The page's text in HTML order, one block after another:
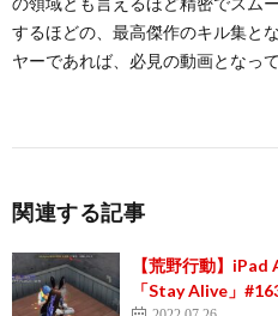
するほどの、最高傑作のキル集と
ヤーであれば、必見の動画となって
関連する記事
【荒野行動】iPad
「Stay Alive」
2022.07.26